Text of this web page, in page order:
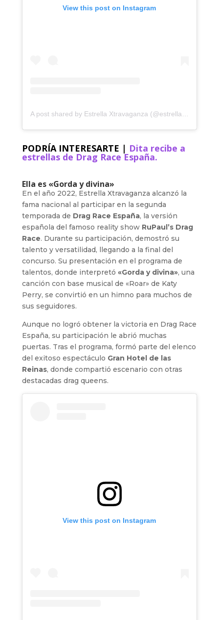
View this post on Instagram
PODRÍA INTERESARTE | Dita recibe a
estrellas de Drag Race España.
Ella es «Gorda y divina»
En el año 2022, Estrella Xtravaganza alcanzó la
fama nacional al participar en la segunda
temporada de Drag Race España, la versión
española del famoso reality show RuPaul’s Drag
Race. Durante su participación, demostró su
talento y versatilidad, llegando a la final del
concurso. Su presentación en el programa de
talentos, donde interpretó «Gorda y divina», una
canción con base musical de «Roar» de Katy
Perry, se convirtió en un himno para muchos de
sus seguidores.
Aunque no logró obtener la victoria en Drag Race
España, su participación le abrió muchas
puertas. Tras el programa, formó parte del elenco
del exitoso espectáculo Gran Hotel de las
Reinas, donde compartió escenario con otras
destacadas drag queens.
View this post on Instagram